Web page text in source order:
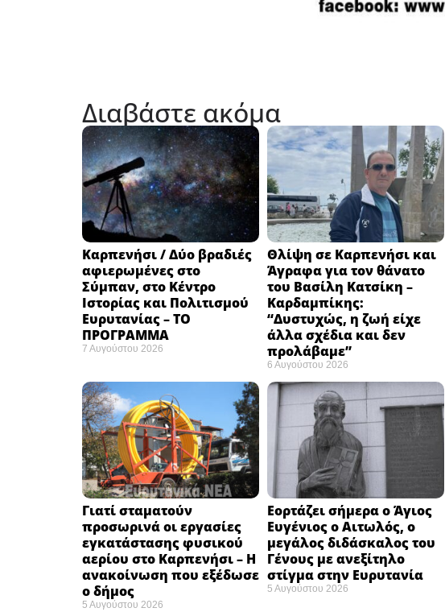
Διαβάστε ακόμα
Καρπενήσι / Δύο βραδιές
αφιερωμένες στο
Σύμπαν, στο Κέντρο
Ιστορίας και Πολιτισμού
Ευρυτανίας – ΤΟ
ΠΡΟΓΡΑΜΜΑ
7 Αυγούστου 2026
Θλίψη σε Καρπενήσι και
Άγραφα για τον θάνατο
του Βασίλη Κατσίκη –
Καρδαμπίκης:
“Δυστυχώς, η ζωή είχε
άλλα σχέδια και δεν
προλάβαμε”
6 Αυγούστου 2026
Γιατί σταματούν
προσωρινά οι εργασίες
εγκατάστασης φυσικού
αερίου στο Καρπενήσι – Η
ανακοίνωση που εξέδωσε
ο δήμος
5 Αυγούστου 2026
Εορτάζει σήμερα ο Άγιος
Ευγένιος ο Αιτωλός, ο
μεγάλος διδάσκαλος του
Γένους με ανεξίτηλο
στίγμα στην Ευρυτανία
5 Αυγούστου 2026